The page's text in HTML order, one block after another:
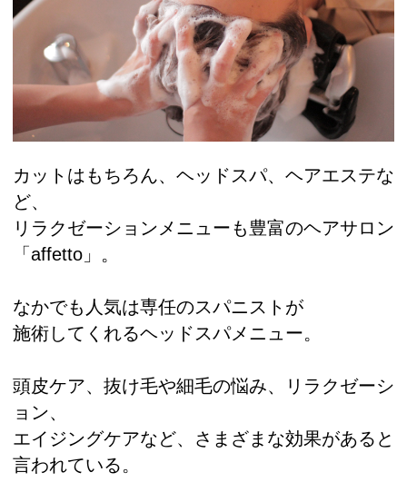
カットはもちろん、ヘッドスパ、ヘアエステな
ど、
リラクゼーションメニューも豊富のヘアサロン
「affetto」。
なかでも人気は専任のスパニストが
施術してくれるヘッドスパメニュー。
頭皮ケア、抜け毛や細毛の悩み、リラクゼーシ
ョン、
エイジングケアなど、さまざまな効果があると
言われている。